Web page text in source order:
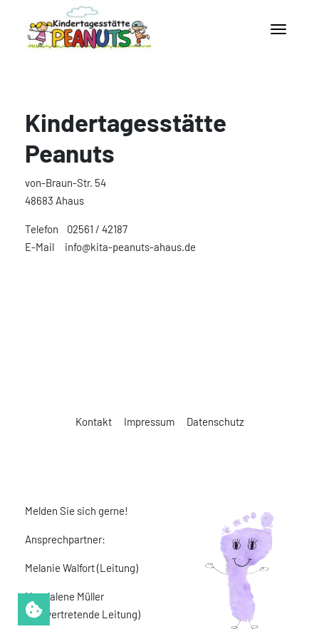
Kindertagesstätte
Peanuts
von-Braun-Str. 54
48683 Ahaus
Telefon 02561 / 42187
E-Mail info@kita-peanuts-ahaus.de
Kontakt Impressum Datenschutz
Melden Sie sich gerne!
Ansprechpartner:
Melanie Walfort (Leitung)
Magdalene Müller
(stellvertretende Leitung)